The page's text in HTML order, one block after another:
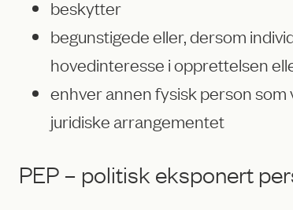
beskytter
begunstigede eller, dersom
hovedinteresse i opprettelsen
enhver annen fysisk person
juridiske arrangementet
PEP – politisk eksponert